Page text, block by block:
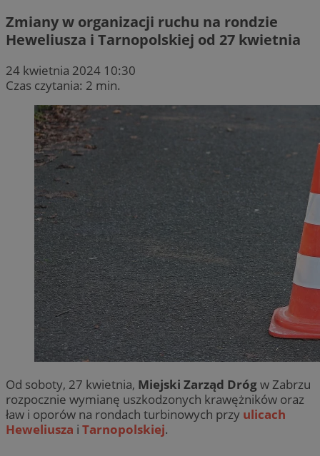
Zmiany w organizacji ruchu na rondzie
Heweliusza i Tarnopolskiej od 27 kwietnia
24 kwietnia 2024 10:30
Czas czytania: 2 min.
Od soboty, 27 kwietnia, Miejski Zarząd Drógw Zabrzu
rozpocznie wymianę uszkodzonych krawężników oraz
ław i oporów na rondach turbinowych przy ulicach
Heweliusza i Tarnopolskiej.